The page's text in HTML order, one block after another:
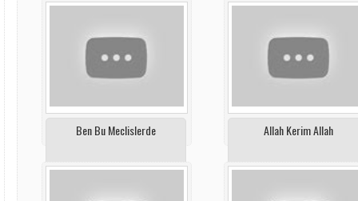
Ben Bu Meclislerde Allah Kerim Allah